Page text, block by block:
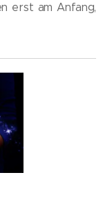
erst am Anfang,